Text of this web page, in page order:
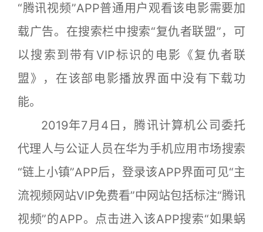
“腾讯视频”APP普通用户观看该电影需要加
载广告。在搜索栏中搜索“复仇者联盟”，可
以搜索到带有VIP标识的电影《复仇者联
盟》，在该部电影播放界面中没有下载功
能。
2019年7月4日，腾讯计算机公司委托
代理人与公证人员在华为手机应用市场搜索
“链上小镇”APP后，登录该APP界面可见“主
流视频网站VIP免费看”中网站包括标注“腾讯
视频”的APP。点击进入该APP搜索“如果蜗